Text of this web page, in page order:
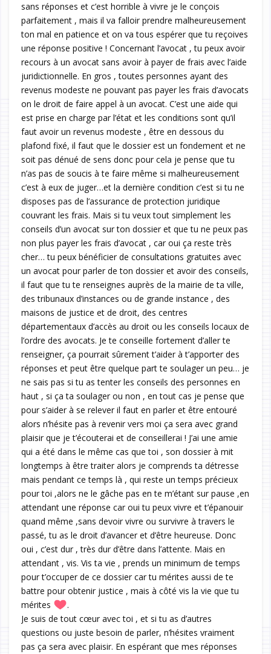
sans réponses et c’est horrible à vivre je le conçois
parfaitement , mais il va falloir prendre malheureusement
ton mal en patience et on va tous espérer que tu reçoives
une réponse positive ! Concernant l’avocat , tu peux avoir
recours à un avocat sans avoir à payer de frais avec l’aide
juridictionnelle. En gros , toutes personnes ayant des
revenus modeste ne pouvant pas payer les frais d’avocats
on le droit de faire appel à un avocat. C’est une aide qui
est prise en charge par l’état et les conditions sont qu’il
faut avoir un revenus modeste , être en dessous du
plafond fixé, il faut que le dossier est un fondement et ne
soit pas dénué de sens donc pour cela je pense que tu
n’as pas de soucis à te faire même si malheureusement
c’est à eux de juger…et la dernière condition c’est si tu ne
disposes pas de l’assurance de protection juridique
couvrant les frais. Mais si tu veux tout simplement les
conseils d’un avocat sur ton dossier et que tu ne peux pas
non plus payer les frais d’avocat , car oui ça reste très
cher… tu peux bénéficier de consultations gratuites avec
un avocat pour parler de ton dossier et avoir des conseils,
il faut que tu te renseignes auprès de la mairie de ta ville,
des tribunaux d’instances ou de grande instance , des
maisons de justice et de droit, des centres
départementaux d’accès au droit ou les conseils locaux de
l’ordre des avocats. Je te conseille fortement d’aller te
renseigner, ça pourrait sûrement t’aider à t’apporter des
réponses et peut être quelque part te soulager un peu… je
ne sais pas si tu as tenter les conseils des personnes en
haut , si ça ta soulager ou non , en tout cas je pense que
pour s’aider à se relever il faut en parler et être entouré
alors n’hésite pas à revenir vers moi ça sera avec grand
plaisir que je t’écouterai et de conseillerai ! J’ai une amie
qui a été dans le même cas que toi , son dossier à mit
longtemps à être traiter alors je comprends ta détresse
mais pendant ce temps là , qui reste un temps précieux
pour toi ,alors ne le gâche pas en te m’étant sur pause ,en
attendant une réponse car oui tu peux vivre et t’épanouir
quand même ,sans devoir vivre ou survivre à travers le
passé, tu as le droit d’avancer et d’être heureuse. Donc
oui , c’est dur , très dur d’être dans l’attente. Mais en
attendant , vis. Vis ta vie , prends un minimum de temps
pour t’occuper de ce dossier car tu mérites aussi de te
battre pour obtenir justice , mais à côté vis la vie que tu
mérites
.
Je suis de tout cœur avec toi , et si tu as d’autres
questions ou juste besoin de parler, n’hésites vraiment
pas ça sera avec plaisir. En espérant que mes réponses